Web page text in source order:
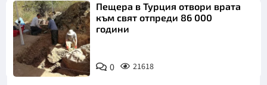
Пещера в Турция отвори врата
към свят отпреди 86 000
години
0 21618